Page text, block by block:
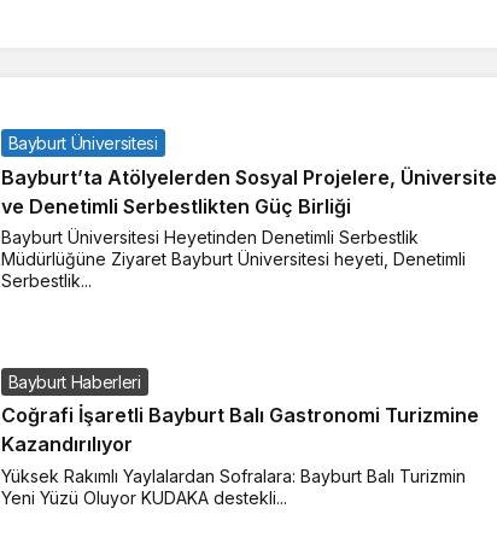
Bayburt Üniversitesi
Bayburt’ta Atölyelerden Sosyal Projelere, Üniversite
ve Denetimli Serbestlikten Güç Birliği
Bayburt Üniversitesi Heyetinden Denetimli Serbestlik
Müdürlüğüne Ziyaret Bayburt Üniversitesi heyeti, Denetimli
Serbestlik...
Bayburt Haberleri
Coğrafi İşaretli Bayburt Balı Gastronomi Turizmine
Kazandırılıyor
Yüksek Rakımlı Yaylalardan Sofralara: Bayburt Balı Turizmin
Yeni Yüzü Oluyor KUDAKA destekli...